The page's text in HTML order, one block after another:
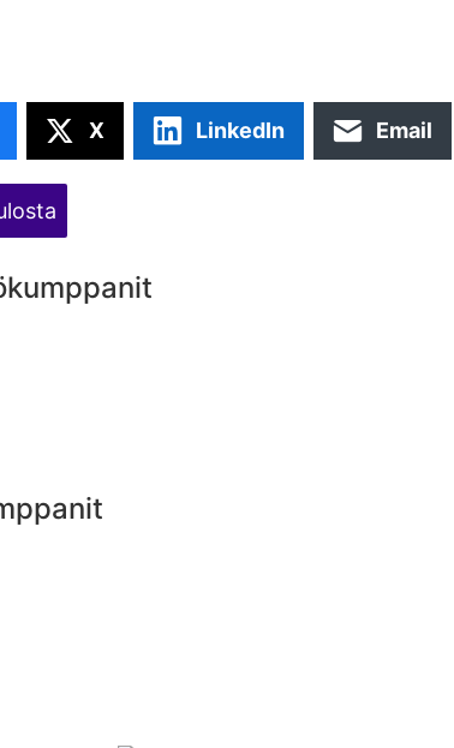
X LinkedIn Email